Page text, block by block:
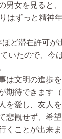
男女を見ると
はずっと精神
ど滞在許可が
いたので、今
は文明の進歩
待できます（
を愛し、友人
悲観せず、希
くことが出来